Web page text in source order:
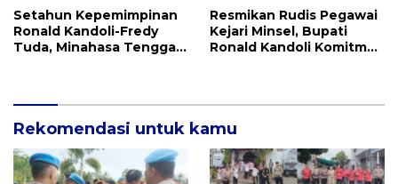
Setahun Kepemimpinan
Ronald Kandoli-Fredy
Tuda, Minahasa Tenggara
Resmikan Rudis Pegawai
Kejari Minsel, Bupati
Ronald Kandoli Komitmen
Rekomendasi untuk kamu